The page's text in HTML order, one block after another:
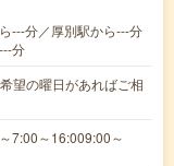
---分／厚別駅から---分
分
望の曜日があればご相
7:00～16:009:00～